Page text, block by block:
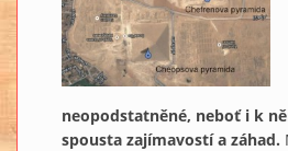
neopodstatněné, neboť i k
spousta zajímavostí a záhad.